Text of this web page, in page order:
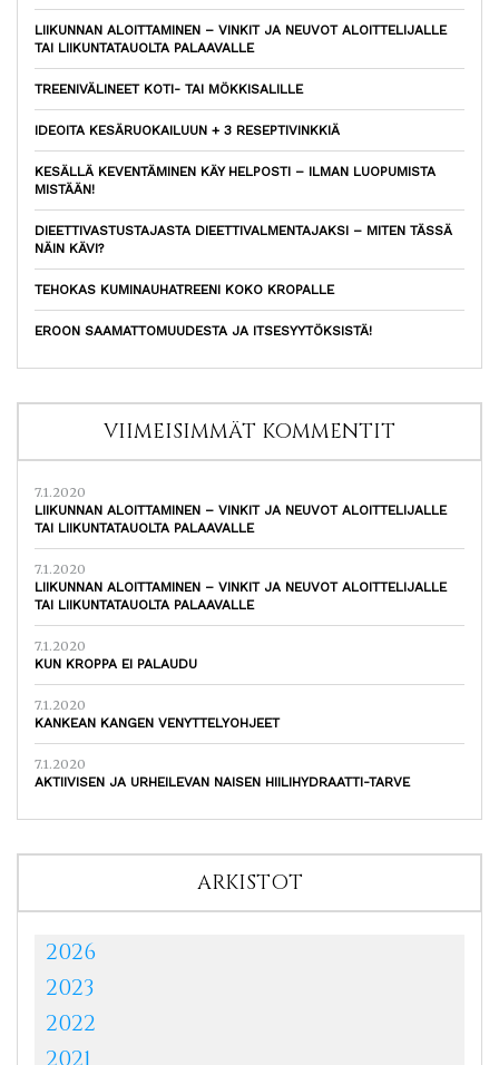
LIIKUNNAN ALOITTAMINEN – VINKIT JA NEUVOT ALOITTELIJALLE
TAI LIIKUNTATAUOLTA PALAAVALLE
TREENIVÄLINEET KOTI- TAI MÖKKISALILLE
IDEOITA KESÄRUOKAILUUN + 3 RESEPTIVINKKIÄ
KESÄLLÄ KEVENTÄMINEN KÄY HELPOSTI – ILMAN LUOPUMISTA
MISTÄÄN!
DIEETTIVASTUSTAJASTA DIEETTIVALMENTAJAKSI – MITEN TÄSSÄ
NÄIN KÄVI?
TEHOKAS KUMINAUHATREENI KOKO KROPALLE
EROON SAAMATTOMUUDESTA JA ITSESYYTÖKSISTÄ!
VIIMEISIMMÄT KOMMENTIT
7.1.2020
LIIKUNNAN ALOITTAMINEN – VINKIT JA NEUVOT ALOITTELIJALLE
TAI LIIKUNTATAUOLTA PALAAVALLE
7.1.2020
LIIKUNNAN ALOITTAMINEN – VINKIT JA NEUVOT ALOITTELIJALLE
TAI LIIKUNTATAUOLTA PALAAVALLE
7.1.2020
KUN KROPPA EI PALAUDU
7.1.2020
KANKEAN KANGEN VENYTTELYOHJEET
7.1.2020
AKTIIVISEN JA URHEILEVAN NAISEN HIILIHYDRAATTI-TARVE
ARKISTOT
2026
2023
2022